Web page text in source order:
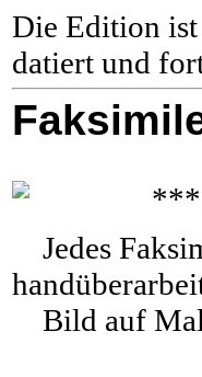
Die Edition
datiert und
***
Jedes
Bild auf